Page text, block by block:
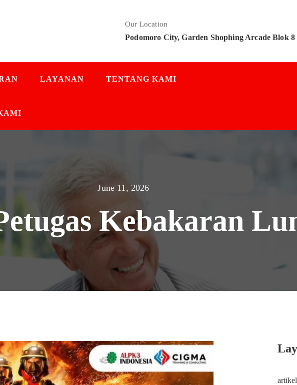
Our Location
Podomoro City, Garden Shophing Arcade Blok 8
LAYANAN TENTANG KAMI
June 11, 2026
Kebakaran
artikel